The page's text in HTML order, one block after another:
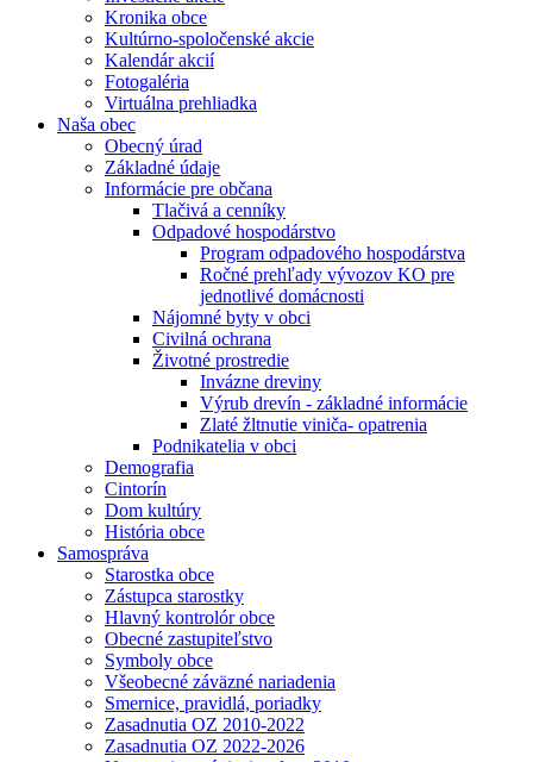
Kronika obce
Kultúrno-spoločenské akcie
Kalendár akcií
Fotogaléria
Virtuálna prehliadka
Naša obec
Obecný úrad
Základné údaje
Informácie pre občana
Tlačivá a cenníky
Odpadové hospodárstvo
Program odpadového hospodárstva
Ročné prehľady vývozov KO pre
jednotlivé domácnosti
Nájomné byty v obci
Civilná ochrana
Životné prostredie
Invázne dreviny
Výrub drevín - základné informácie
Zlaté žltnutie viniča- opatrenia
Podnikatelia v obci
Demografia
Cintorín
Dom kultúry
História obce
Samospráva
Starostka obce
Zástupca starostky
Hlavný kontrolór obce
Obecné zastupiteľstvo
Symboly obce
Všeobecné záväzné nariadenia
Smernice, pravidlá, poriadky
Zasadnutia OZ 2010-2022
Zasadnutia OZ 2022-2026